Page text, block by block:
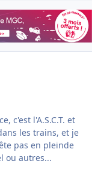
c'est l'A.S.C.T. et
les trains, et je
pas en pleinde
ou autres...